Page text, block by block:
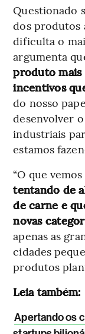
Questionado
dos produtos
dificulta o
argumenta
produto mais
incentivos
do nosso
desenvolver
industriais
estamos
“O que
tentando de
de carne e
novas
apenas as
cidades
produtos
Leia também:
Apertando os